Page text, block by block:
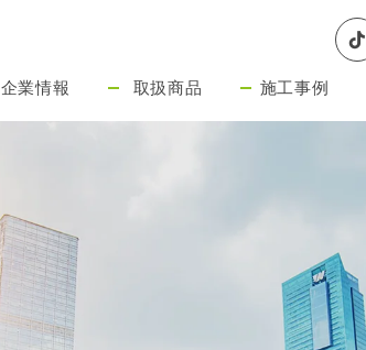
企業情報 取扱商品 施工事例